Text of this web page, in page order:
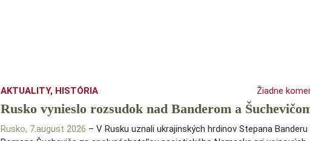
AKTUALITY, HISTÓRIA Žiadne
Rusko vynieslo rozsudok nad Banderom a
Rusko, 7.august 2026 – V Rusku uznali ukrajinských hrdinov Stepana Banderu